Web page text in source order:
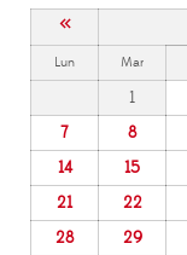
«
Lun Mar
1
7
8
14
15
21
22
28
29